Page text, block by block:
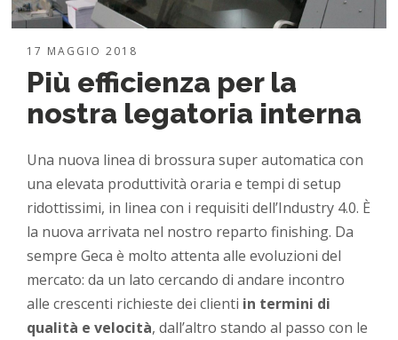
17 MAGGIO 2018
Più efficienza per la
nostra legatoria interna
Una nuova linea di brossura super automatica con
una elevata produttività oraria e tempi di setup
ridottissimi, in linea con i requisiti dell’Industry 4.0. È
la nuova arrivata nel nostro reparto finishing. Da
sempre Geca è molto attenta alle evoluzioni del
mercato: da un lato cercando di andare incontro
alle crescenti richieste dei clienti in termini di
qualità e velocità, dall’altro stando al passo con le